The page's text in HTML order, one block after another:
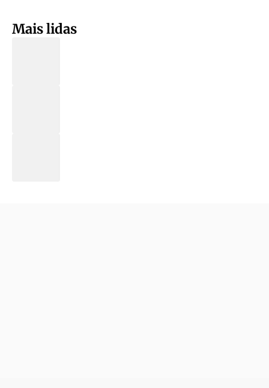
Mais lidas